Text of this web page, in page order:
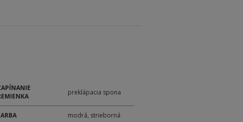
preklápacia spona
modrá, strieborná